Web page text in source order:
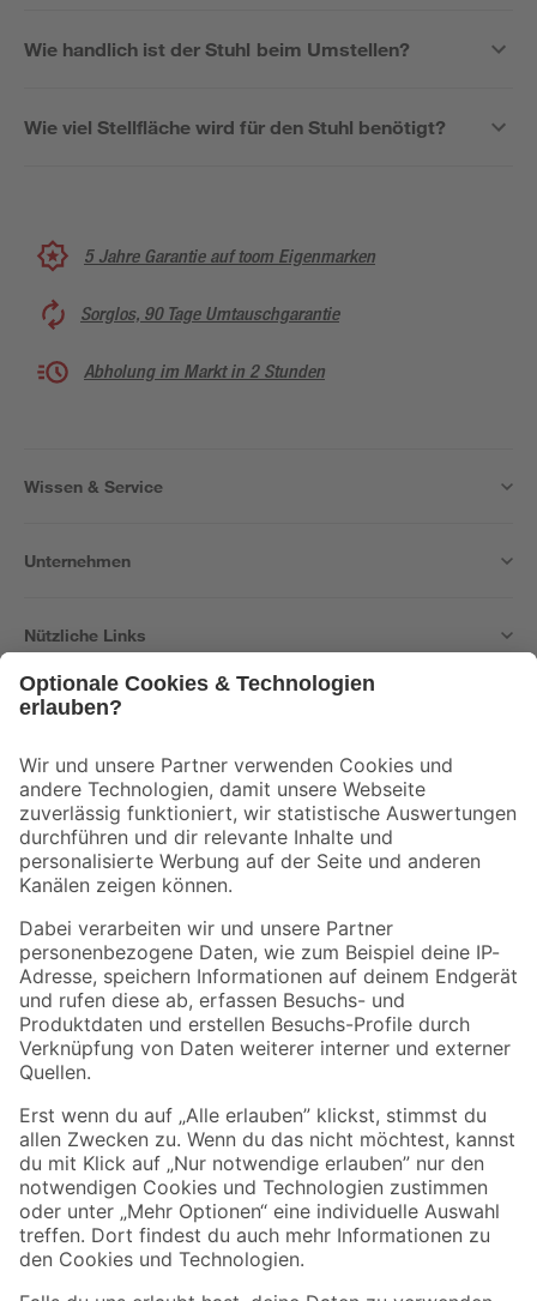
Wie handlich ist der Stuhl beim Umstellen?
Wie viel Stellfläche wird für den Stuhl benötigt?
5 Jahre Garantie auf toom Eigenmarken
Sorglos, 90 Tage Umtauschgarantie
Abholung im Markt in 2 Stunden
Wissen & Service
Unternehmen
Nützliche Links
Der toom Newsletter: Keine Angebote und Aktionen mehr verpassen!
Zur Newsletter Anmeldung
Folge uns
Zahlungsarten Versandarten
Sicher einkaufen
Jetzt die toom-App herunterladen